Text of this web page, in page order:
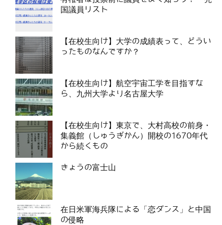
国議員リスト
【在校生向け】大学の成績表って、どうい
ったものなんですか？
【在校生向け】航空宇宙工学を目指すな
ら、九州大学より名古屋大学
【在校生向け】東京で、大村高校の前身・
集義館（しゅうぎかん）開校の1670年代
から続くもの
きょうの富士山
在日米軍海兵隊による「恋ダンス」と中国
の侵略